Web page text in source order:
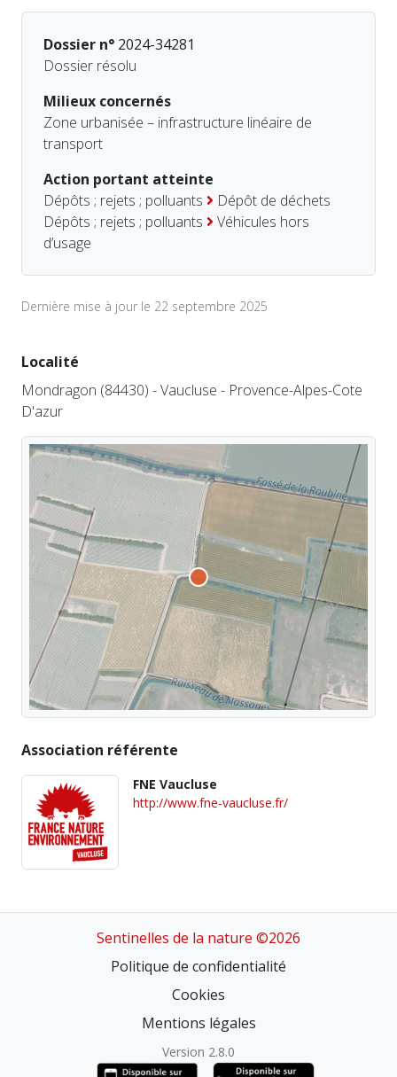
Dossier n° 2024-34281
Dossier résolu
Milieux concernés
Zone urbanisée – infrastructure linéaire de
transport
Action portant atteinte
Dépôts ; rejets ; polluants
Dépôt de déchets
Dépôts ; rejets ; polluants
Véhicules hors
d’usage
Dernière mise à jour le 22 septembre 2025
Localité
Mondragon (84430) - Vaucluse - Provence-Alpes-Cote
D'azur
Association référente
FNE Vaucluse
http://www.fne-vaucluse.fr/
Sentinelles de la nature ©2026
Politique de confidentialité
Cookies
Mentions légales
Version 2.8.0